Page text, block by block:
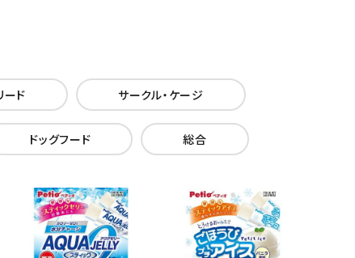
ード サークル・ケージ
ドッグフード 総合